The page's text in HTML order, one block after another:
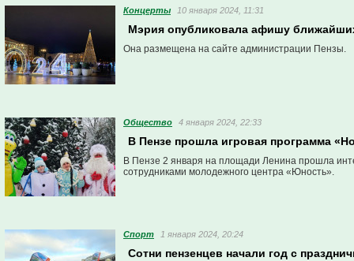
Концерты 10 января 2024, 11:31
Мэрия опубликовала афишу
Она размещена на сайте администрации Пензы.
Общество 4 января 2024, 22:33
В Пензе прошла игровая программа
В Пензе 2 января на площади Ленина прошла
сотрудниками молодежного центра «Юность».
Спорт 1 января 2024, 20:24
Сотни пензенцев начали год с